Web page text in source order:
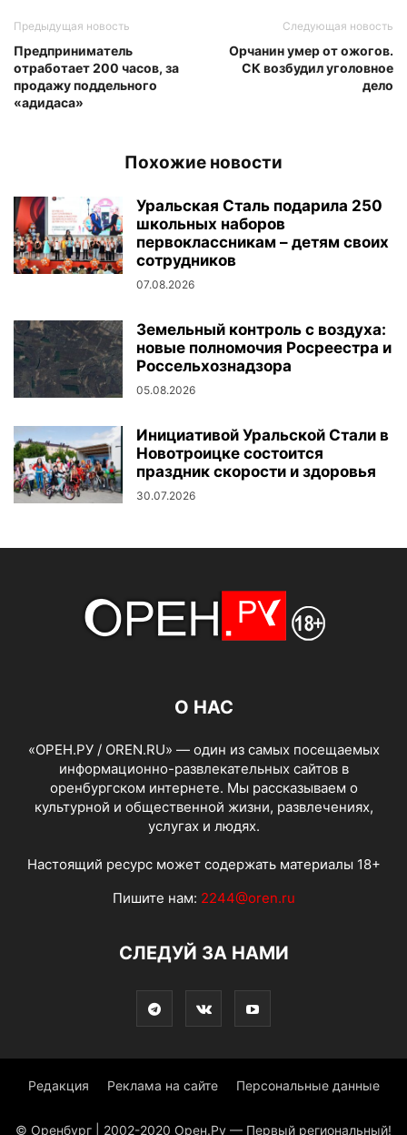
Предыдущая новость
Предприниматель
отработает 200 часов, за
продажу поддельного
«адидаса»
Следующая новость
Орчанин умер от ожогов.
СК возбудил уголовное
дело
Похожие новости
Уральская Сталь подарила 250
школьных наборов
первоклассникам – детям своих
сотрудников
07.08.2026
Земельный контроль с воздуха:
новые полномочия Росреестра и
Россельхознадзора
05.08.2026
Инициативой Уральской Стали в
Новотроицке состоится
праздник скорости и здоровья
30.07.2026
О НАС
«ОРЕН.РУ / OREN.RU» — один из самых посещаемых
информационно-развлекательных сайтов в
оренбургском интернете. Мы рассказываем о
культурной и общественной жизни, развлечениях,
услугах и людях.
Настоящий ресурс может содержать материалы 18+
Пишите нам: 2244@oren.ru
СЛЕДУЙ ЗА НАМИ
Редакция Реклама на сайте Персональные данные
© Оренбург | 2002-2020 Орен.Ру — Первый региональный!